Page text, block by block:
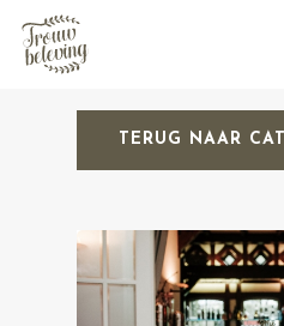
Hit enter to search or
TERUG NAAR